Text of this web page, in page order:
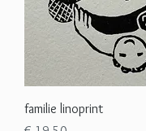
familie linoprint